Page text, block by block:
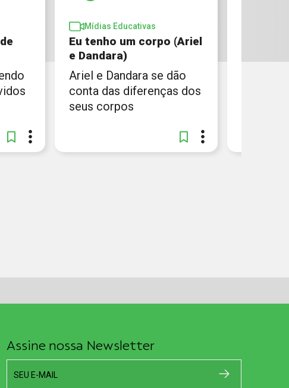
Mídias Educativas
Eu tenho um corpo (Ariel
e Dandara)
Ariel e Dandara se dão
conta das diferenças dos
seus corpos
Assine nossa Newsletter
SEU E-MAIL